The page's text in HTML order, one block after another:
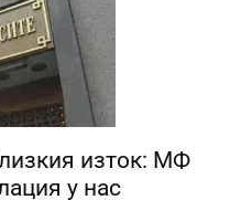
изток: МФ
у нас